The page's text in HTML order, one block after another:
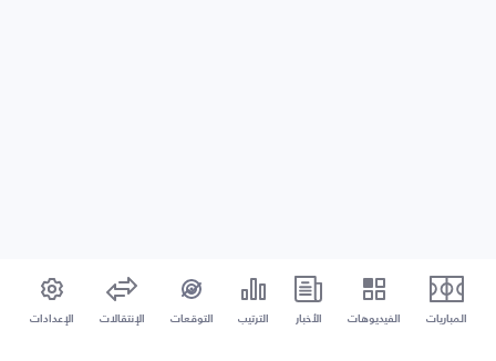
المباريات الفيديوهات الأخبار الترتيب التوقعات الإنتقالات الإعدادات